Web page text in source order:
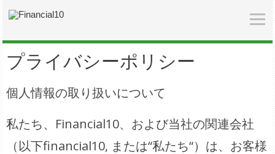
プライバシーポリシー
個人情報の取り扱いについて
私たち、Financial10、および当社の関連会社
（以下financial10, または“私たち“）は、お客様